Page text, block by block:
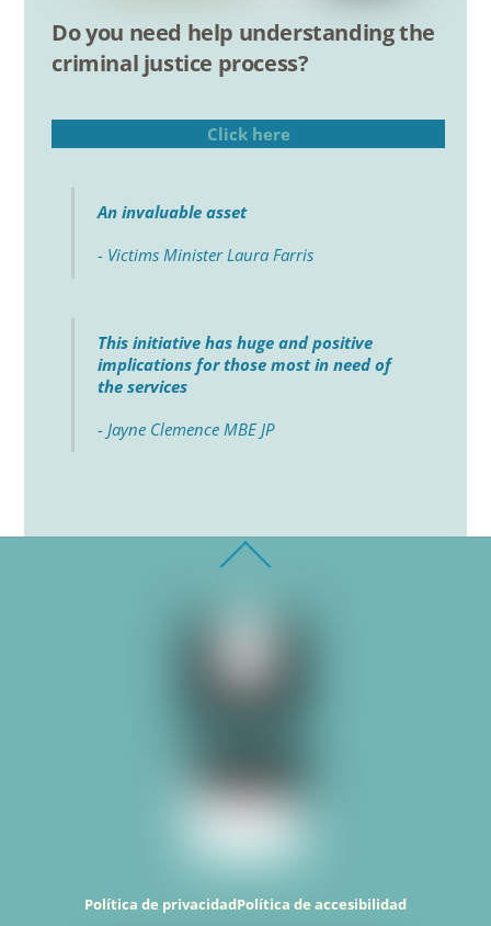
Do you need help understanding the
criminal justice process?
Click here
An invaluable asset
- Victims Minister Laura Farris
This initiative has huge and positive
implications for those most in need of
the services
- Jayne Clemence MBE JP
To
Política de privacidadPolítica de accesibilidad